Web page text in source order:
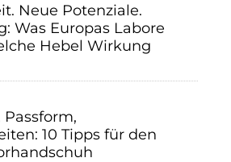
Holding
Neue Potenziale.
Was Europas Labore
Hebel Wirkung
10 Tipps für den